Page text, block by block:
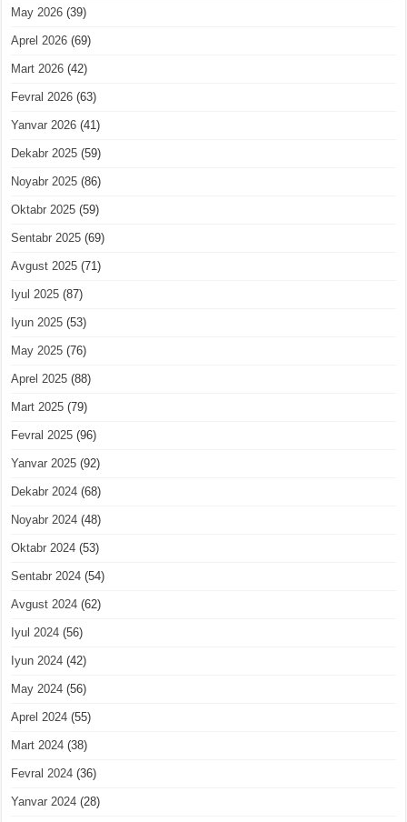
May 2026 (39)
Aprel 2026 (69)
Mart 2026 (42)
Fevral 2026 (63)
Yanvar 2026 (41)
Dekabr 2025 (59)
Noyabr 2025 (86)
Oktabr 2025 (59)
Sentabr 2025 (69)
Avgust 2025 (71)
Iyul 2025 (87)
Iyun 2025 (53)
May 2025 (76)
Aprel 2025 (88)
Mart 2025 (79)
Fevral 2025 (96)
Yanvar 2025 (92)
Dekabr 2024 (68)
Noyabr 2024 (48)
Oktabr 2024 (53)
Sentabr 2024 (54)
Avgust 2024 (62)
Iyul 2024 (56)
Iyun 2024 (42)
May 2024 (56)
Aprel 2024 (55)
Mart 2024 (38)
Fevral 2024 (36)
Yanvar 2024 (28)